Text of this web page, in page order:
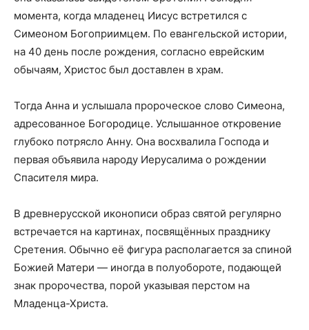
момента, когда младенец Иисус встретился с
Симеоном Богоприимцем. По евангельской истории,
на 40 день после рождения, согласно еврейским
обычаям, Христос был доставлен в храм.
Тогда Анна и услышала пророческое слово Симеона,
адресованное Богородице. Услышанное откровение
глубоко потрясло Анну. Она восхвалила Господа и
первая объявила народу Иерусалима о рождении
Спасителя мира.
В древнерусской иконописи образ святой регулярно
встречается на картинах, посвящённых празднику
Сретения. Обычно её фигура располагается за спиной
Божией Матери — иногда в полуобороте, подающей
знак пророчества, порой указывая перстом на
Младенца-Христа.